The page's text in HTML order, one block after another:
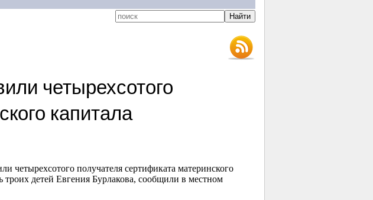
четырехсотого
капитала
получателя сертификата материнского
детей Евгения Бурлакова, сообщили в местном